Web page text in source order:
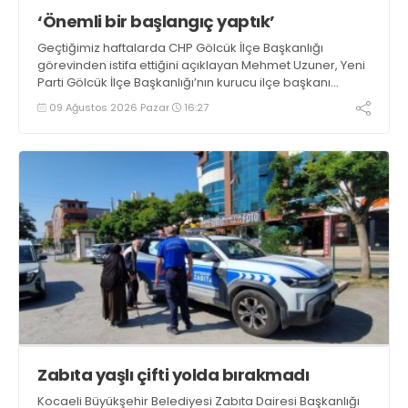
‘Önemli bir başlangıç yaptık’
Geçtiğimiz haftalarda CHP Gölcük İlçe Başkanlığı
görevinden istifa ettiğini açıklayan Mehmet Uzuner, Yeni
Parti Gölcük İlçe Başkanlığı’nın kurucu ilçe başkanı
olarak atandı. Uzuner, konuyla ilgili açıklamasında
“Önemli bir başlangıç yaptığımızı düşünüyoruz” dedi
09 Ağustos 2026 Pazar 16:27
Zabıta yaşlı çifti yolda bırakmadı
Kocaeli Büyükşehir Belediyesi Zabıta Dairesi Başkanlığı